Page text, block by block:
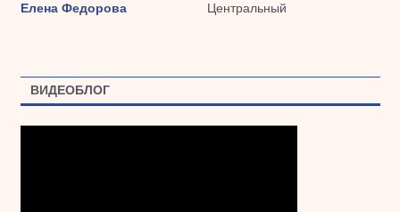
Елена Федорова Центральный
ВИДЕОБЛОГ